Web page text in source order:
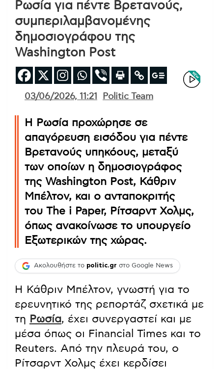
Ρωσία για πέντε Βρετανούς,
συμπεριλαμβανομένης
δημοσιογράφου της
Washington Post
03/06/2026, 11:21 Politic Team
Η Ρωσία προχώρησε σε
απαγόρευση εισόδου για πέντε
Βρετανούς υπηκόους, μεταξύ
των οποίων η δημοσιογράφος
της Washington Post, Κάθριν
Μπέλτον, και ο ανταποκριτής
του The i Paper, Ρίτσαρντ Χολμς,
όπως ανακοίνωσε το υπουργείο
Εξωτερικών της χώρας.
Ακολουθήστε το politic.gr στο Google News
Η Κάθριν Μπέλτον, γνωστή για το
ερευνητικό της ρεπορτάζ σχετικά με
τη Ρωσία, έχει συνεργαστεί και με
μέσα όπως οι Financial Times και το
Reuters. Από την πλευρά του, ο
Ρίτσαρντ Χολμς έχει κερδίσει